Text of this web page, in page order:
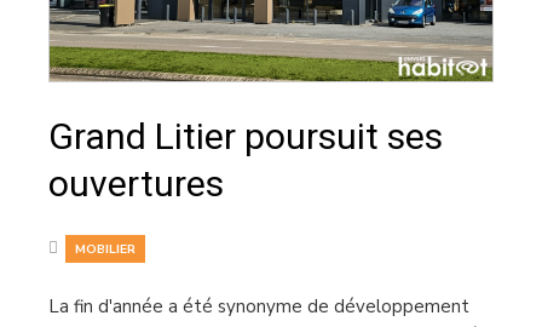
Grand Litier poursuit ses
ouvertures
MOBILIER
La fin d'année a été synonyme de développement